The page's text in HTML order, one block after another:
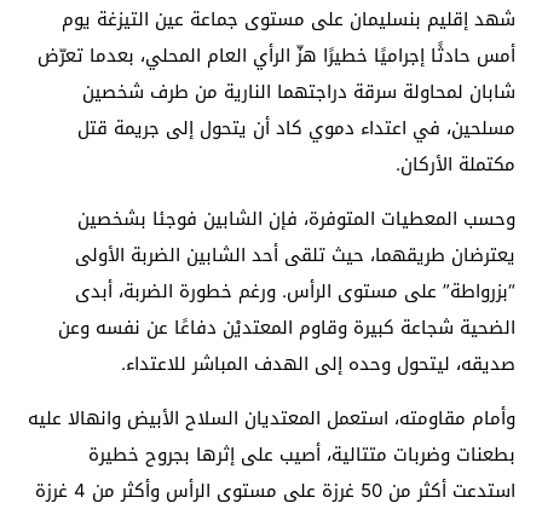
شهد إقليم بنسليمان على مستوى جماعة عين التيزغة يوم
أمس حادثًا إجراميًا خطيرًا هزّ الرأي العام المحلي، بعدما تعرّض
شابان لمحاولة سرقة دراجتهما النارية من طرف شخصين
مسلحين، في اعتداء دموي كاد أن يتحول إلى جريمة قتل
مكتملة الأركان.
وحسب المعطيات المتوفرة، فإن الشابين فوجئا بشخصين
يعترضان طريقهما، حيث تلقى أحد الشابين الضربة الأولى
“بزرواطة” على مستوى الرأس. ورغم خطورة الضربة، أبدى
الضحية شجاعة كبيرة وقاوم المعتديْن دفاعًا عن نفسه وعن
صديقه، ليتحول وحده إلى الهدف المباشر للاعتداء.
وأمام مقاومته، استعمل المعتديان السلاح الأبيض وانهالا عليه
بطعنات وضربات متتالية، أصيب على إثرها بجروح خطيرة
استدعت أكثر من 50 غرزة على مستوى الرأس وأكثر من 4 غرزة